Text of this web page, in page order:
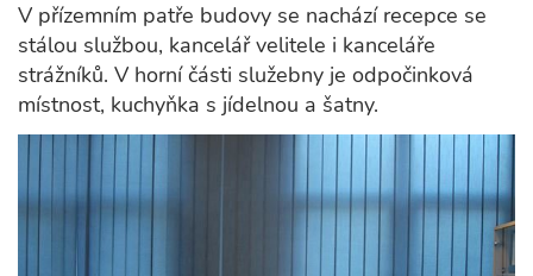
V přízemním patře budovy se nachází recepce se
stálou službou, kancelář velitele i kanceláře
strážníků. V horní části služebny je odpočinková
místnost, kuchyňka s jídelnou a šatny.